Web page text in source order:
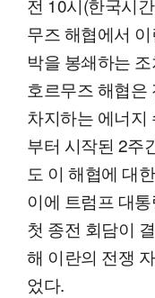
전 10시(한국시
무즈 해협에서
박을 봉쇄하는
호르무즈 해협은
차지하는 에너지
부터 시작된 2주
도 이 해협에 대
이에 트럼프 대
첫 종전 회담이
해 이란의 전쟁
었다.